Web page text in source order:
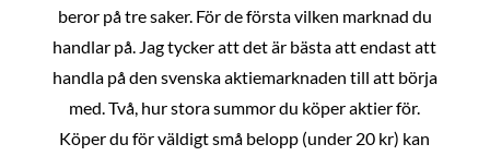
beror på tre saker. För de första vilken marknad du
handlar på. Jag tycker att det är bästa att endast att
handla på den svenska aktiemarknaden till att börja
med. Två, hur stora summor du köper aktier för.
Köper du för väldigt små belopp (under 20 kr) kan